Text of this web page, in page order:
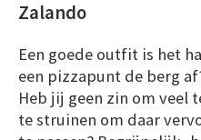
Zalando
Een goede outfit is het
een pizzapunt de berg
Heb jij geen zin om veel
te struinen om daar